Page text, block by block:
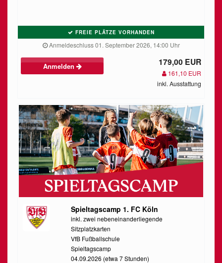
FREIE PLÄTZE VORHANDEN
Anmeldeschluss 01. September 2026, 14:00 Uhr
Anmelden 179,00 EUR
161,10 EUR
inkl. Ausstattung
Spieltagscamp 1. FC Köln
inkl. zwei nebeneinanderliegende
Sitzplatzkarten
VfB Fußballschule
Spieltagscamp
04.09.2026 (etwa 7 Stunden)